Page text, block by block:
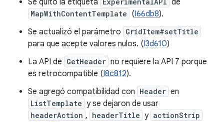
Se quitó la etiqueta
de
MapWithContentTemplate (I66db8).
Se actualizó el parámetro GridItem#setTitle
para que acepte valores nulos. (I3d610)
La API de GetHeader no requiere la API 7 porque
es retrocompatible (I8c812).
Se agregó compatibilidad con Header en
ListTemplate y se dejaron de usar
headerAction , headerTitle y actionStrip